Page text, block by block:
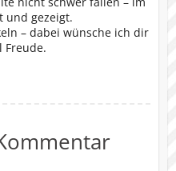
und gezeigt.
– dabei wünsche ich dir
Freude.